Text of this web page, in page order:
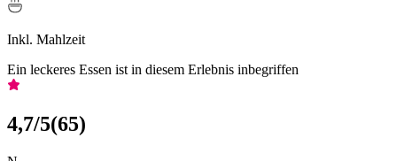
Inkl. Mahlzeit
Ein leckeres Essen ist in diesem Erlebnis inbegriffen
4,7/5(65)